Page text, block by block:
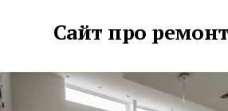
Сайт про